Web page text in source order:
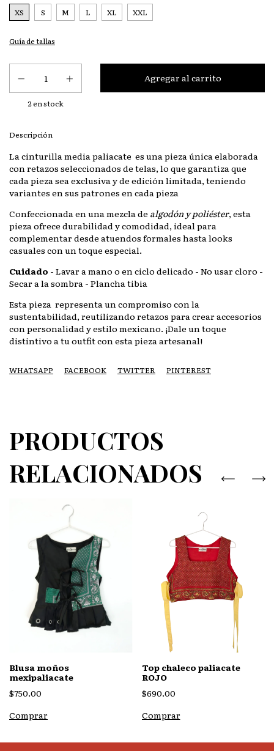
XS
S M L XL XXL
Guía de tallas
2en stock
Descripción
La cinturilla media paliacate es una pieza única elaborada
con retazos seleccionados de telas, lo que garantiza que
cada pieza sea exclusiva y de edición limitada, teniendo
variantes en sus patrones en cada pieza
Confeccionada en una mezcla de algodón y poliéster, esta
pieza ofrece durabilidad y comodidad, ideal para
complementar desde atuendos formales hasta looks
casuales con un toque especial.
Cuidado - Lavar a mano o en ciclo delicado - No usar cloro -
Secar a la sombra - Plancha tibia
Esta pieza representa un compromiso con la
sustentabilidad, reutilizando retazos para crear accesorios
con personalidad y estilo mexicano. ¡Dale un toque
distintivo a tu outfit con esta pieza artesanal!
WHATSAPP FACEBOOK TWITTER PINTEREST
PRODUCTOS
RELACIONADOS
Blusa moños
mexipaliacate
$750.00
Comprar
Top chaleco paliacate
ROJO
$690.00
Comprar